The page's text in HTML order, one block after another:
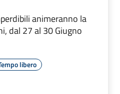
animeranno la
dal 27 al 30 Giugno
libero